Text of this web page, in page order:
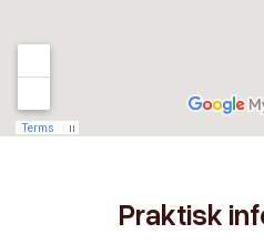
Praktisk